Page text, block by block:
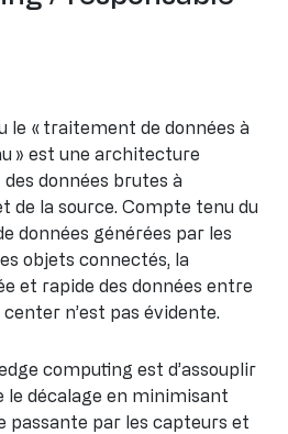
le « traitement de données à
» est une architecture
données brutes à
de la source. Compte tenu du
données générées par les
objets connectés, la
et rapide des données entre
n’est pas évidente.
computing est d’assouplir
le décalage en minimisant
passante par les capteurs et